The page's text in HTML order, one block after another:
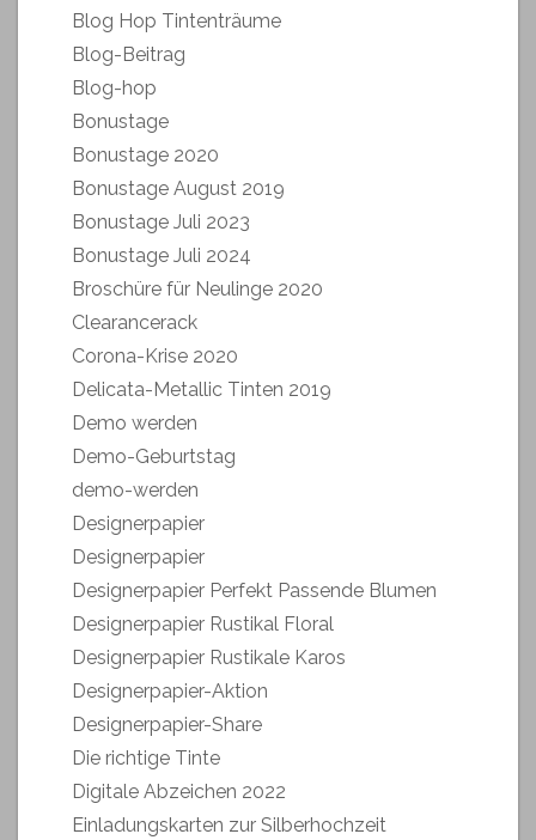
Blog Hop Tintenträume
Blog-Beitrag
Blog-hop
Bonustage
Bonustage 2020
Bonustage August 2019
Bonustage Juli 2023
Bonustage Juli 2024
Broschüre für Neulinge 2020
Clearancerack
Corona-Krise 2020
Delicata-Metallic Tinten 2019
Demo werden
Demo-Geburtstag
demo-werden
Designerpapier
Designerpapier
Designerpapier Perfekt Passende Blumen
Designerpapier Rustikal Floral
Designerpapier Rustikale Karos
Designerpapier-Aktion
Designerpapier-Share
Die richtige Tinte
Digitale Abzeichen 2022
Einladungskarten zur Silberhochzeit